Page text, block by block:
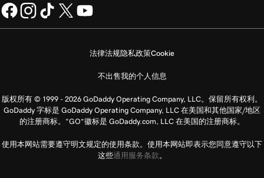
法律法规隐私政策Cookie
不出售我的个人信息
版权所有 © 1999 - 2026 GoDaddy Operating Company, LLC。保留所有权利。
GoDaddy 字标是 GoDaddy Operating Company, LLC 在美国和其他国家/地区
的注册商标。“GO”徽标是 GoDaddy.com, LLC 在美国的注册商标。
使用本网站需要遵守明文规定的使用条款。使用本网站即表示您同意遵守以下
这些通用服务条款 。